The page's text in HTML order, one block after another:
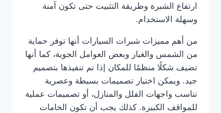
ارتفاع الشبرة وطريقة التثبيت حتى تكون آمنة
وسهلة الاستخدام.
من أهم مميزات شبرات السيارات أنها توفر حماية
من الشمس والغبار وبعض العوامل الجوية، كما أنها
تضيف شكلًا منظمًا للمكان إذا تم تنفيذها بتصميم
جيد. ويمكن اختيار تصميمات بسيطة وعصرية
تناسب واجهات الفلل والمنازل، أو تصميمات عملية
للمواقف الكبيرة. كذلك يجب أن تكون الخامات